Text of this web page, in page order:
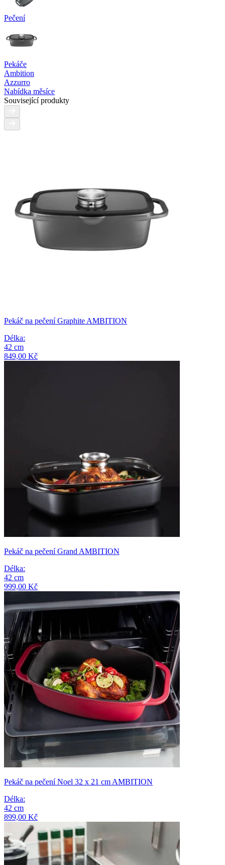
Pečení
Pekáče
Ambition
Azzurro
Nabídka měsíce
Související produkty
Pekáč na pečení Graphite AMBITION
Délka:
42 cm
849,00 Kč
Pekáč na pečení Grand AMBITION
Délka:
42 cm
999,00 Kč
Pekáč na pečení Noel 32 x 21 cm AMBITION
Délka:
42 cm
899,00 Kč